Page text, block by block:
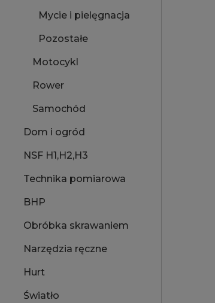
Mycie i pielęgnacja
Pozostałe
Motocykl
Rower
Samochód
Dom i ogród
NSF H1,H2,H3
Technika pomiarowa
BHP
Obróbka skrawaniem
Narzędzia ręczne
Hurt
Światło